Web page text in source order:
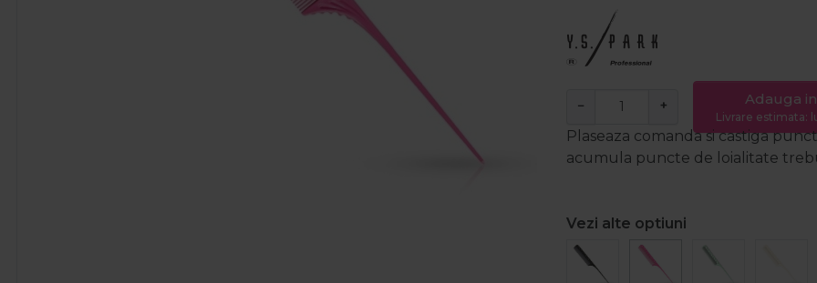
− + Adauga
Livrare estimata:
Plaseaza comanda si castiga
acumula puncte de loialitate
Vezi alte optiuni